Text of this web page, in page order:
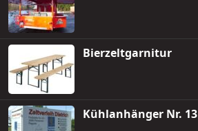
Bierzeltgarnitur
Kühlanhänger Nr. 13